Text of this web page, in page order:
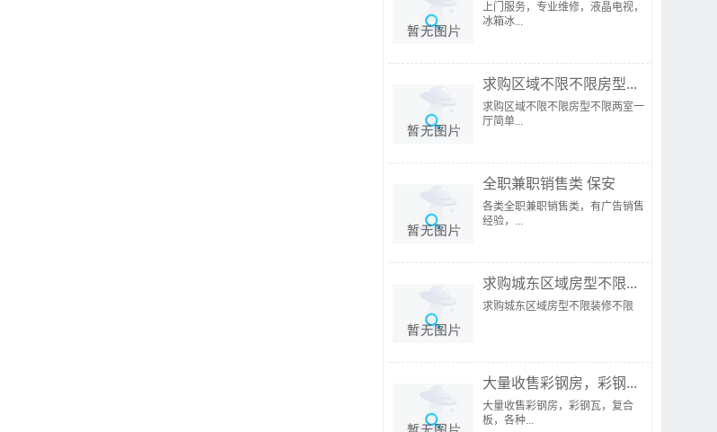
上门服务，专业维修，液晶电视，
冰箱冰...
求购区域不限不限房型...
求购区域不限不限房型不限两室一
厅简单...
全职兼职销售类 保安
各类全职兼职销售类，有广告销售
经验，...
求购城东区域房型不限...
求购城东区域房型不限装修不限
大量收售彩钢房，彩钢...
大量收售彩钢房，彩钢瓦，复合
板，各种...